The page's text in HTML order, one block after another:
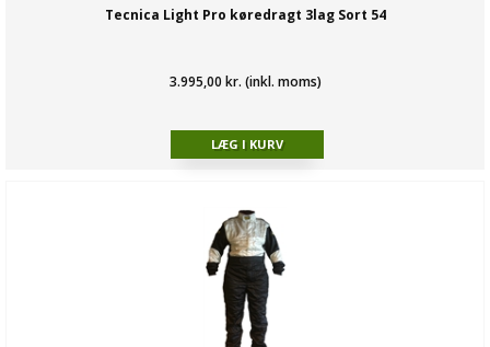
Tecnica Light Pro køredragt 3lag Sort 54
3.995,00 kr. (inkl. moms)